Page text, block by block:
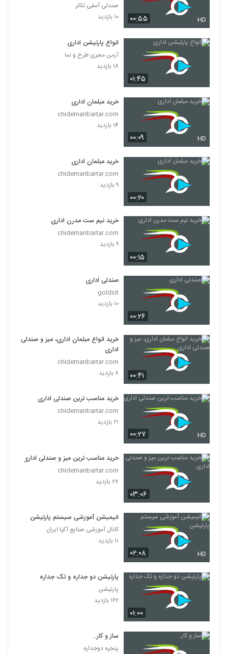
۰۰:۵۵ HD
صندلی آمفی تئاتر
۱۰ بازدید
۰۱:۴۵
انواع پارتیشن اداری
آرمن مجری طرح و نما
۱۸ بازدید
۰۰:۰۹ HD
خرید مبلمان اداری
chidemanbartar.com
۱۴ بازدید
۰۰:۲۰
خرید مبلمان اداری
chidemanbartar.com
۹ بازدید
۰۰:۱۵
خرید نیم ست مدرن اداری
chidemanbartar.com
۹ بازدید
۰۰:۲۶
صندلی اداری
goldsit
۱۰ بازدید
۰۰:۴۱
خرید انواع مبلمان اداری، میز و صندلی
اداری
chidemanbartar.com
۸ بازدید
۰۰:۲۷ HD
خرید مناسب ترین صندلی اداری
chidemanbartar.com
۲۱ بازدید
۰۳:۰۶
خرید مناسب ترین میز و صندلی اداری
chidemanbartar.com
۲۷ بازدید
۰۲:۰۸ HD
انیمیشن آموزشی سیستم پارتیشن
کانال آموزشی صنایع آکپا ایران
۱۱ بازدید
۰۱:۰۰
پارتیشن دو جداره و تک جداره
پارتیشن
۱۶۲ بازدید
ساز و کار..
پنجره دوجداره